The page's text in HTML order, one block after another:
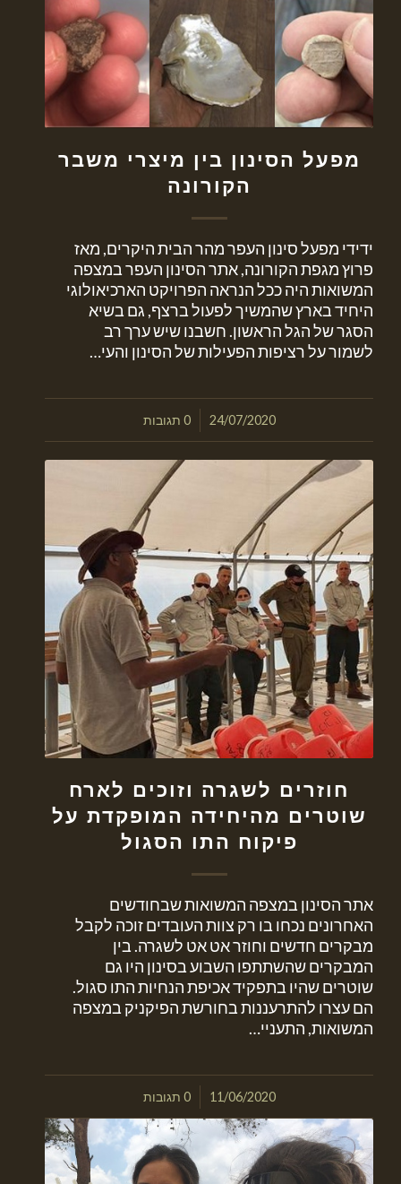
מפעל הסינון בין מיצרי משבר
הקורונה
ידידי מפעל סינון העפר מהר הבית היקרים, מאז
פרוץ מגפת הקורונה, אתר הסינון העפר במצפה
המשואות היה ככל הנראה הפרויקט הארכיאולוגי
היחיד בארץ שהמשיך לפעול ברצף, גם בשיא
הסגר של הגל הראשון. חשבנו שיש ערך רב
לשמור על רציפות הפעילות של הסינון והעי…
24/07/2020
/ 0 תגובות
חוזרים לשגרה וזוכים לארח
שוטרים מהיחידה המופקדת על
פיקוח התו הסגול
אתר הסינון במצפה המשואות שבחודשים
האחרונים נכחו בו רק צוות העובדים זוכה לקבל
מבקרים חדשים וחוזר אט אט לשגרה. בין
המבקרים שהשתתפו השבוע בסינון היו גם
שוטרים שהיו בתפקיד אכיפת הנחיות התו סגול.
הם עצרו להתרעננות בחורשת הפיקניק במצפה
המשואות, התעניי…
11/06/2020
/ 0 תגובות